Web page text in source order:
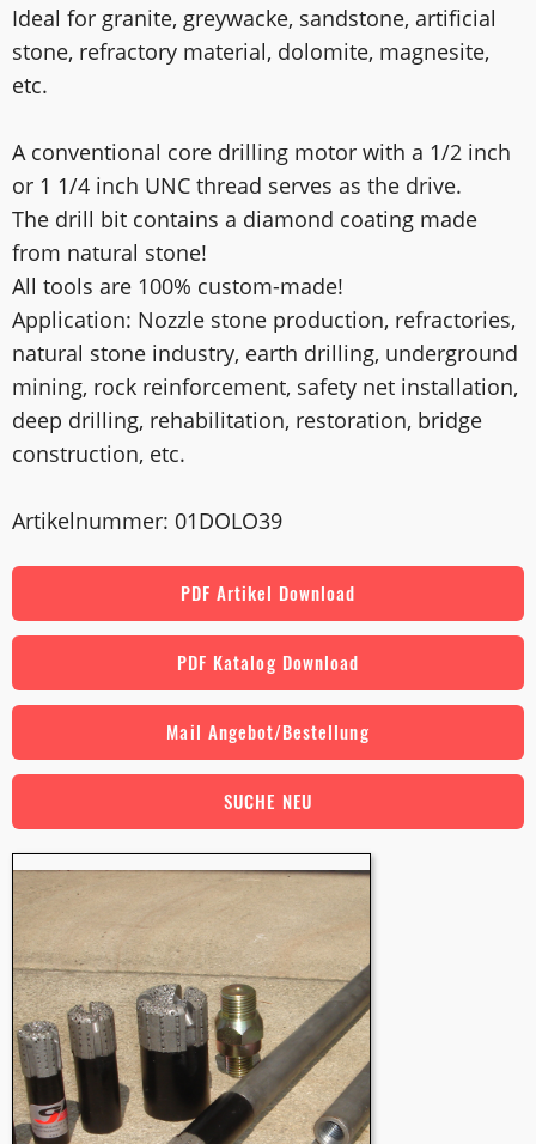
Ideal for granite, greywacke, sandstone, artificial
stone, refractory material, dolomite, magnesite,
etc.
A conventional core drilling motor with a 1/2 inch
or 1 1/4 inch UNC thread serves as the drive.
The drill bit contains a diamond coating made
from natural stone!
All tools are 100% custom-made!
Application: Nozzle stone production, refractories,
natural stone industry, earth drilling, underground
mining, rock reinforcement, safety net installation,
deep drilling, rehabilitation, restoration, bridge
construction, etc.
Artikelnummer: 01DOLO39
PDF Artikel Download
PDF Katalog Download
Mail Angebot/Bestellung
SUCHE NEU